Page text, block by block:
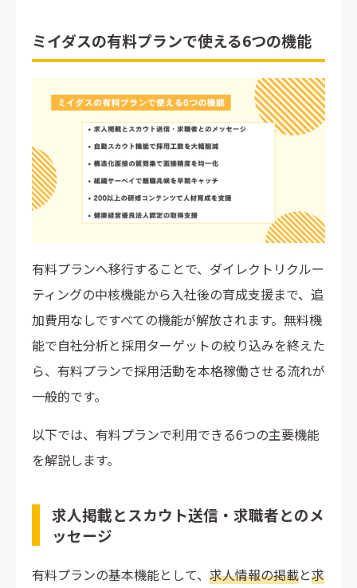
ミイダスの有料プランで使える6つの機能
有料プランへ移行することで、ダイレクトリクルー
ティングの中核機能から入社後の育成支援まで、追
加費用なしですべての機能が解放されます。無料機
能で自社分析と採用ターゲットの絞り込みを終えた
ら、有料プランで採用活動を本格稼働させる流れが
一般的です。
以下では、有料プランで利用できる6つの主要機能
を解説します。
求人掲載とスカウト送信・求職者とのメ
ッセージ
有料プランの基本機能として、 求人情報の掲載と求